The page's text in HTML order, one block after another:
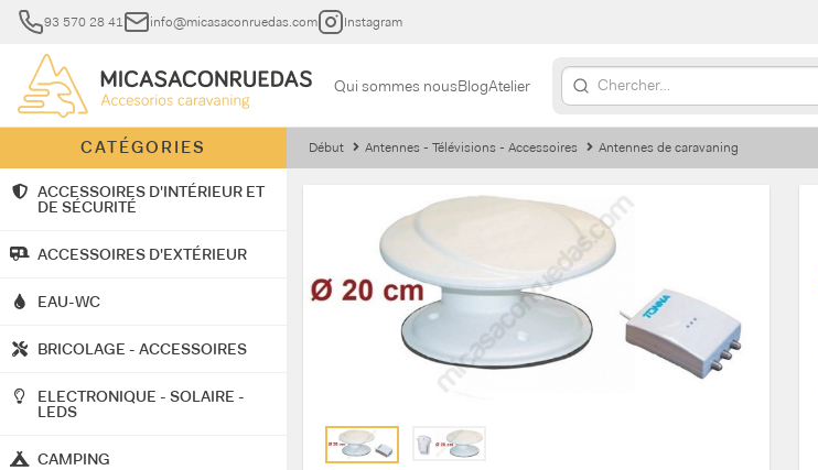
93 570 28 41 info@micasaconruedas.com Instagram
Qui sommes nousBlogAtelier
CATÉGORIES
ACCESSOIRES D'INTÉRIEUR ET
DE SÉCURITÉ
ACCESSOIRES D'EXTÉRIEUR
EAU-WC
BRICOLAGE - ACCESSOIRES
ELECTRONIQUE - SOLAIRE -
LEDS
CAMPING
Début Antennes - Télévisions - Accessoires Antennes de caravaning